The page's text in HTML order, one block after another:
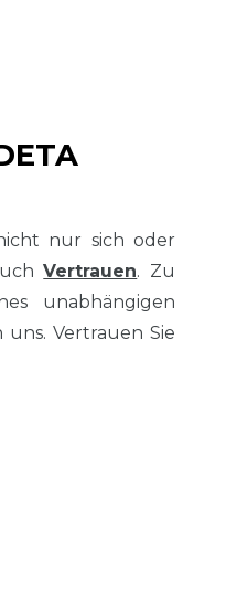
nur sich oder
Vertrauen. Zu
unabhängigen
Vertrauen Sie